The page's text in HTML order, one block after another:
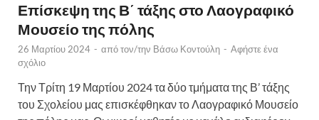
Επίσκεψη της Β΄ τάξης στο Λαογραφικό
Μουσείο της πόλης
26 Μαρτίου 2024 - από τον/την Βάσω Κοντούλη - Αφήστε ένα
σχόλιο
Την Τρίτη 19 Μαρτίου 2024 τα δύο τμήματα της Β’ τάξης
του Σχολείου μας επισκέφθηκαν το Λαογραφικό Μουσείο